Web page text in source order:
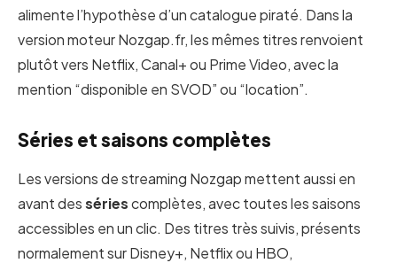
alimente l’hypothèse d’un catalogue piraté. Dans la
version moteur Nozgap.fr, les mêmes titres renvoient
plutôt vers Netflix, Canal+ ou Prime Video, avec la
mention “disponible en SVOD” ou “location”.
Séries et saisons complètes
Les versions de streaming Nozgap mettent aussi en
avant dessériescomplètes, avec toutes les saisons
accessibles en un clic. Des titres très suivis, présents
normalement sur Disney+, Netflix ou HBO,